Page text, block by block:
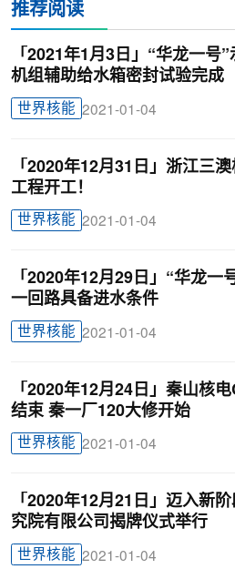
推荐阅读
「2021年1月3日」“华龙一号
机组辅助给水箱密封试验完成
世界核能 2021-01-04
「2020年12月31日」浙江三
工程开工！
世界核能 2021-01-04
「2020年12月29日」“华龙一
一回路具备进水条件
世界核能 2021-01-04
「2020年12月24日」秦山核
结束 秦一厂120大修开始
世界核能 2021-01-04
「2020年12月21日」迈入新
究院有限公司揭牌仪式举行
世界核能 2021-01-04